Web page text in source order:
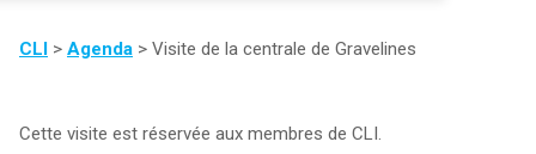
CLI > Agenda > Visite de la centrale de Gravelines
Cette visite est réservée aux membres de CLI.